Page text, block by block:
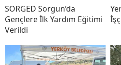
SORGED Sorgun’da
Gençlere İlk Yardım Eğitimi
Verildi